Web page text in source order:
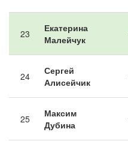
23
Екатерина
Малейчук
24
Сергей
Алисейчик
25
Максим
Дубина